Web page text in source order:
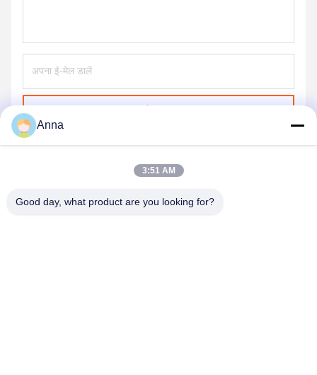
Anna
3:51 AM
Good day, what product are you looking for?